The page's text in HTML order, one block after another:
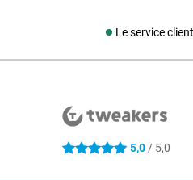
Le service
Média social
5 étoiles 5,0 / 5,0